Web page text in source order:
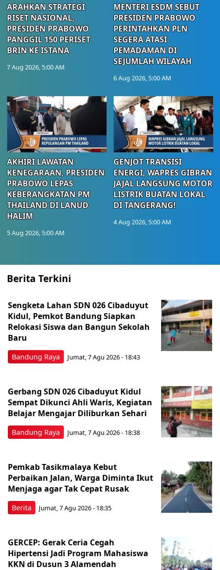
ARAHKAN STRATEGI
RISET NASIONAL,
PRESIDEN PRABOWO
PANGGIL 150 PERISET
BRIN KE ISTANA
7 Aug 2026, 5:00 AM
MENTERI ESDM SEBUT
PRESIDEN PRABOWO
PERINTAHKAN PLN
SEGERA ATASI
PEMADAMAN DI
SEJUMLAH WILAYAH
6 Aug 2026, 5:00 AM
AKHIRI LAWATAN
KENEGARAAN, PRESIDEN
PRABOWO LEPAS
KEBERANGKATAN PM
THAILAND DI LANUD
HALIM
5 Aug 2026, 5:00 AM
GENJOT TRANSISI
ENERGI, WAPRES GIBRAN
JAJAL LANGSUNG MOTOR
LISTRIK BUATAN LOKAL
DI TANGERANG!
4 Aug 2026, 5:00 AM
Berita Terkini
Bandung Raya
Sengketa Lahan SDN 026 Cibaduyut
Kidul, Pemkot Bandung Siapkan
Relokasi Siswa dan Bangun Sekolah
Baru
Jumat, 7 Agu 2026 - 18:43
Bandung Raya
Gerbang SDN 026 Cibaduyut Kidul
Sempat Dikunci Ahli Waris, Kegiatan
Belajar Mengajar Diliburkan Sehari
Jumat, 7 Agu 2026 - 18:38
Berita
Pemkab Tasikmalaya Kebut
Perbaikan Jalan, Warga Diminta Ikut
Menjaga agar Tak Cepat Rusak
Jumat, 7 Agu 2026 - 18:35
GERCEP: Gerak Ceria Cegah
Hipertensi Jadi Program Mahasiswa
KKN di Dusun 3 Alamendah